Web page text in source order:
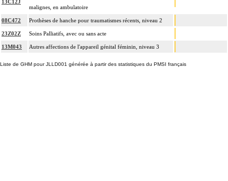
13C12J
malignes, en ambulatoire
08C472 Prothèses de hanche pour traumatismes récents, niveau 2
23Z02Z Soins Palliatifs, avec ou sans acte
13M043 Autres affections de l'appareil génital féminin, niveau 3
Liste de GHM pour JLLD001 générée à partir des statistiques du PMSI français